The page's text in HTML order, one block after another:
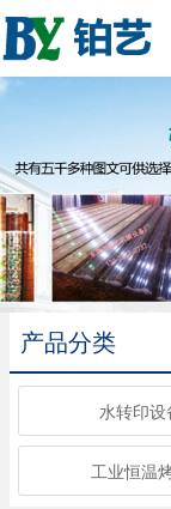
产品分类
水转印设
工业恒温